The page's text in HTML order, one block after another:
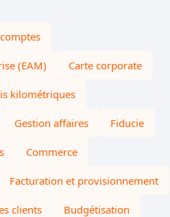
(EAM) Carte corporate
kilométriques
Gestion affaires Fiducie
Commerce
Facturation et provisionnement
clients Budgétisation